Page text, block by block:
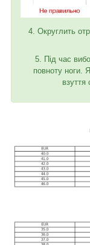
4. Округлить
5. Під час
повноту ноги.
взуття